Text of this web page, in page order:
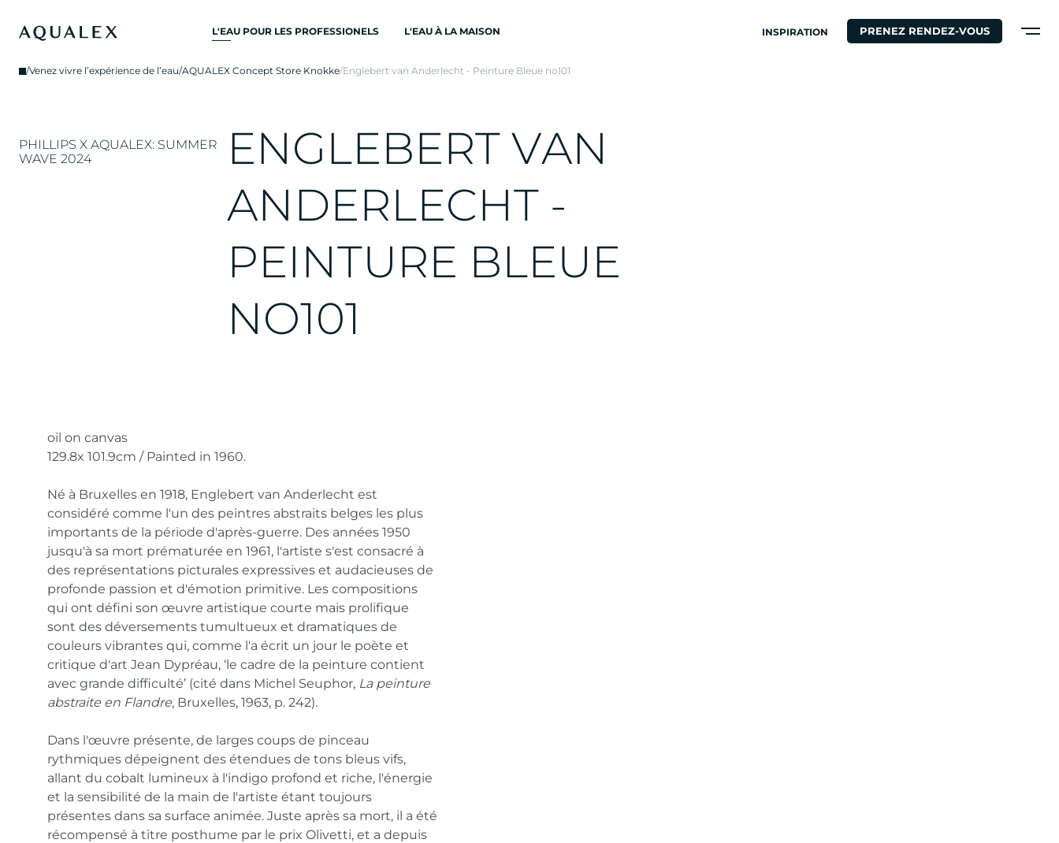
L'EAU POUR LES PROFESSIONELS
TOUS SYSTÈMES D’EAU
POTABLE
ROBINETS DE CUISINE
DISTRIBUTEURS D’EAU
FILTRE À EAU
L'EAU À LA MAISON INSPIRATION PRENEZ RENDEZ-VOUS
/Venez vivre l’expérience de l’eau/AQUALEX Concept Store Knokke/Englebert van Anderlecht - Peinture Bleue no101
PHILLIPS X AQUALEX: SUMMER
WAVE 2024
ENGLEBERT VAN
ANDERLECHT -
PEINTURE BLEUE
NO101
oil on canvas
129.8x 101.9cm / Painted in 1960.
Né à Bruxelles en 1918, Englebert van Anderlecht est
considéré comme l'un des peintres abstraits belges les plus
importants de la période d'après-guerre. Des années 1950
jusqu'à sa mort prématurée en 1961, l'artiste s'est consacré à
des représentations picturales expressives et audacieuses de
profonde passion et d'émotion primitive. Les compositions
qui ont défini son œuvre artistique courte mais prolifique
sont des déversements tumultueux et dramatiques de
couleurs vibrantes qui, comme l'a écrit un jour le poète et
critique d'art Jean Dypréau, ‘le cadre de la peinture contient
avec grande difficulté’ (cité dans Michel Seuphor, La peinture
abstraite en Flandre, Bruxelles, 1963, p. 242).
Dans l'œuvre présente, de larges coups de pinceau
rythmiques dépeignent des étendues de tons bleus vifs,
allant du cobalt lumineux à l'indigo profond et riche, l'énergie
et la sensibilité de la main de l'artiste étant toujours
présentes dans sa surface animée. Juste après sa mort, il a été
récompensé à titre posthume par le prix Olivetti, et a depuis